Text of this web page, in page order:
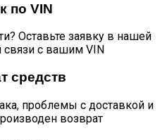
по VIN
Оставьте заявку в нашей
с вашим VIN
средств
проблемы с доставкой и
возврат